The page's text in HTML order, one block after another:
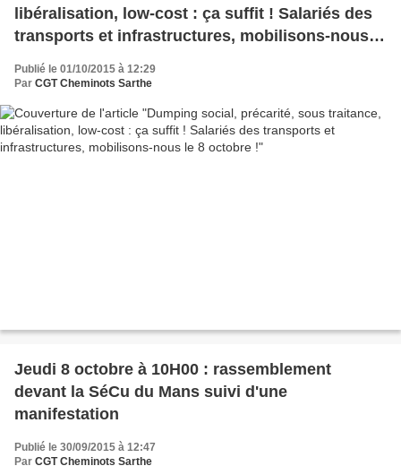
libéralisation, low-cost : ça suffit ! Salariés des
transports et infrastructures, mobilisons-nous le
Publié le 01/10/2015 à 12:29
Par CGT Cheminots Sarthe
Jeudi 8 octobre à 10H00 : rassemblement
devant la SéCu du Mans suivi d'une
manifestation
Publié le 30/09/2015 à 12:47
Par CGT Cheminots Sarthe